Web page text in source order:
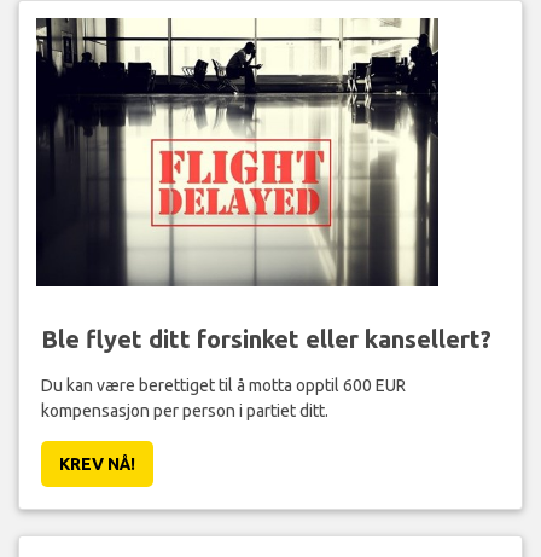
Ble flyet ditt forsinket eller kansellert?
Du kan være berettiget til å motta opptil 600 EUR
kompensasjon per person i partiet ditt.
KREV NÅ!